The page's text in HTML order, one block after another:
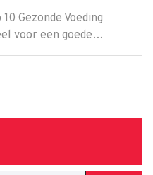
Gezonde Voeding
voor een goede…